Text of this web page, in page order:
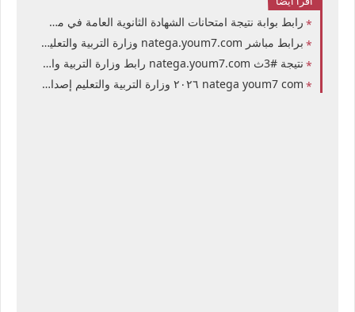
رابط بوابة نتيجة امتحانات الشهادة الثانوية العامة في مصر 2026 التربية المصرية تعلن نتيجة الصف الثالث الثانوي ل921 الف طالب برقم الجلوس وإسم المدرسة
برابط مباشر natega.youm7.com وزارة التربية والتعليم نتيجة الثانوية العامة في مصر 2026 برقم الجلوس المدرسة الصف الثالث الثانوي
نتيجة #3ث natega.youm7.com رابط وزارة التربية والتعليم نتيجة الثانوية العامة في مصر 2026 برقم الجلوس المدرسة الصف الثالث الثانوي
natega youm7 com ٢٠٢٦ وزارة التربية والتعليم إصدار نتيجة الثانوية العامة 2026 في مصر بالإسم ورقم الجلوس نتيجة امتحانات الصف الثالث الثانوي بكافة فروعها في مصر والمحافظات